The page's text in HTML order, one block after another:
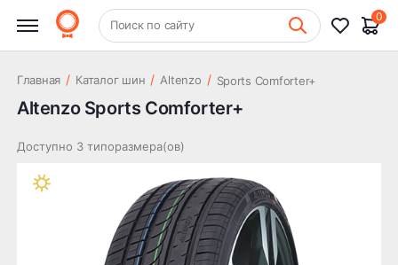
+7 (831) 261-35-35 Шиномонтаж
Поиск по сайту
0
Главная / Каталог шин / Altenzo / Sports Comforter+
Altenzo Sports Comforter+
Доступно 3 типоразмера(ов)